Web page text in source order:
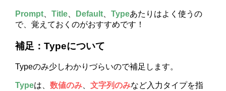
Prompt 、Title Default 、Typeあたりはよく使うの
で、覚えておくのがおすすめです！
補足：Typeについて
Typeのみ少しわかりづらいので補足します。
Typeは、数値のみ、文字列のみなど入力タイプを指